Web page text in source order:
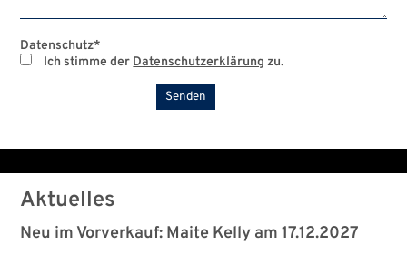
Datenschutz*
Ich stimme der Datenschutzerklärung zu.
Aktuelles
Neu im Vorverkauf: Maite Kelly am 17.12.2027